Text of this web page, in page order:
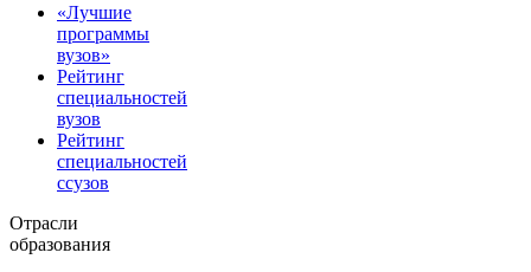
«Лучшие
программы
вузов»
Рейтинг
специальностей
вузов
Рейтинг
специальностей
ссузов
Отрасли
образования